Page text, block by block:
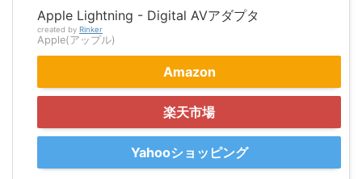
Apple Lightning - Digital AVアダプタ
created by Rinker
Apple(アップル)
Amazon
楽天市場
Yahooショッピング